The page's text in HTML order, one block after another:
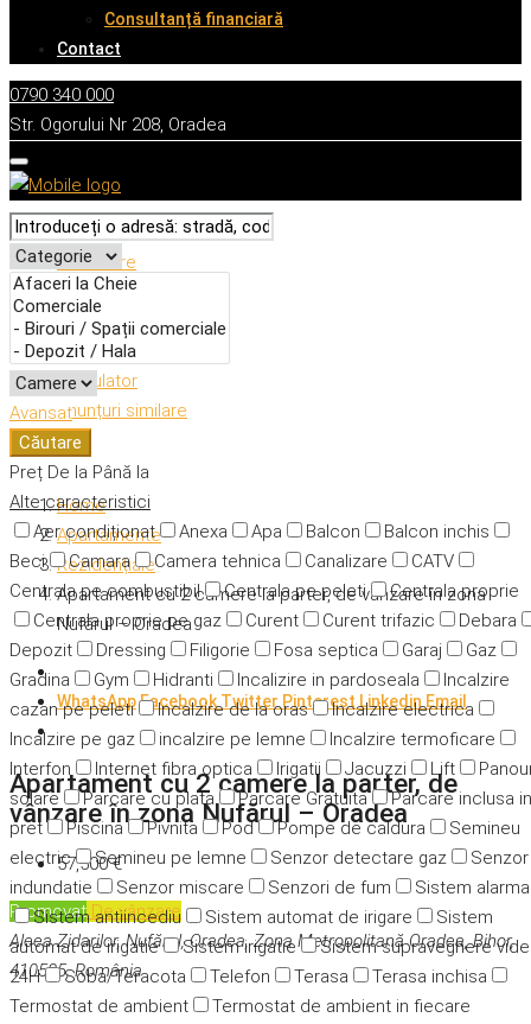
Consultanță financiară
Contact
0790 340 000
Str. Ogorului Nr 208, Oradea
Avansat
Căutare
Preț De la Până la
Alte caracteristici
Aer condiționat
Anexa Apa Balcon
Balcon inchis
Beci
Camara Camera tehnica Canalizare
CATV
Centrala pe combustibil
Centrala pe peleti
Centrala proprie
Centrala proprie pe gaz
Curent Curent trifazic
Debara
Depozit
Dressing Filigorie Fosa septica Garaj
Gaz
Gradina
Gym Hidranti Incalizire in pardoseala
Incalzire
cazan pe peleti
Incalzire de la oras
Incalzire electrica
Incalzire pe gaz
incalzire pe lemne
Incalzire termoficare
Interfon
Internet fibra optica Irigatii Jacuzzi Lift
solare
Parcare cu plata Parcare Gratuita
Parcare inclusa in
pret
Piscina Pivnita Pod Pompe de caldura
Semineu
electric
Semineu pe lemne Senzor detectare gaz
Senzor
indundatie
Senzor miscare Senzori de fum
Sistem alarma
Sistem antiincediu
Sistem automat de irigare
Sistem
automat de irigatie
Sistem irigatie
Sistem supraveghere
24H
Soba/Teracota Telefon Terasa
Terasa inchisa
Termostat de ambient
Termostat de ambient in fiecare
Descriere
Caracteristici
Adresă
Detalii
Calculator
Anunțuri similare
Home
Apartamente
Rezidențiale
Apartament cu 2 camere la parter, de vânzare în zona
Nufărul – Oradea
WhatsAppFacebook Twitter Pinterest Linkedin Email
Apartament cu 2 camere la parter, de
vânzare în zona Nufărul – Oradea
57,500 €
PromovatDe vânzare
Aleea Zidarilor, Nufărul, Oradea, Zona Metropolitană Oradea, Bihor,
410585, România